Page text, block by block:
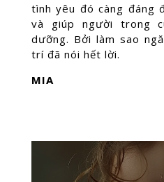
tình yêu đó càng đáng
và giúp người trong
dưỡng. Bởi làm sao
trí đã nói hết lời.
MIA